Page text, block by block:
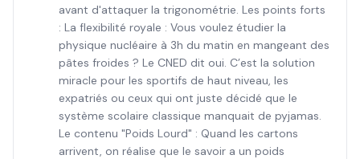
avant d'attaquer la trigonométrie. Les points forts
: La flexibilité royale : Vous voulez étudier la
physique nucléaire à 3h du matin en mangeant des
pâtes froides ? Le CNED dit oui. C’est la solution
miracle pour les sportifs de haut niveau, les
expatriés ou ceux qui ont juste décidé que le
système scolaire classique manquait de pyjamas.
Le contenu "Poids Lourd" : Quand les cartons
arrivent, on réalise que le savoir a un poids